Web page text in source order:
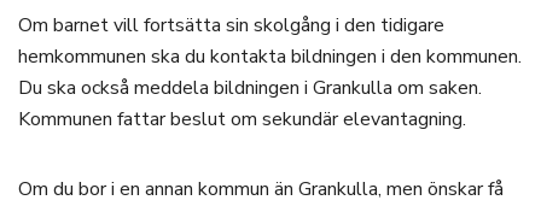
Om barnet vill fortsätta sin skolgång i den tidigare
hemkommunen ska du kontakta bildningen i den kommunen.
Du ska också meddela bildningen i Grankulla om saken.
Kommunen fattar beslut om sekundär elevantagning.
Om du bor i en annan kommun än Grankulla, men önskar få